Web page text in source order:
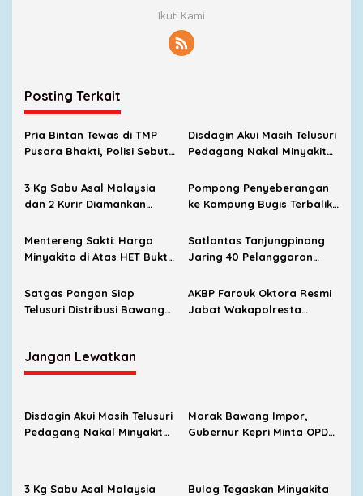
Ikuti Kami
Posting Terkait
Pria Bintan Tewas di TMP
Pusara Bhakti, Polisi Sebut
Disdagin Akui Masih Telusuri
Pedagang Nakal Minyakita
3 Kg Sabu Asal Malaysia
dan 2 Kurir Diamankan
Tanjungpinang
Pompong Penyeberangan
ke Kampung Bugis Terbalik,
Berkat Respons Cepat
Satpolairud
Mentereng Sakti: Harga
Minyakita di Atas HET Bukti
Maksimal
Satlantas Tanjungpinang
Jaring 40 Pelanggaran
Gunakan Nopol Bodong
Satgas Pangan Siap
Telusuri Distribusi Bawang
AKBP Farouk Oktora Resmi
Jabat Wakapolresta
Jangan Lewatkan
Disdagin Akui Masih Telusuri
Pedagang Nakal Minyakita
Marak Bawang Impor,
Gubernur Kepri Minta OPD
3 Kg Sabu Asal Malaysia
Bulog Tegaskan Minyakita